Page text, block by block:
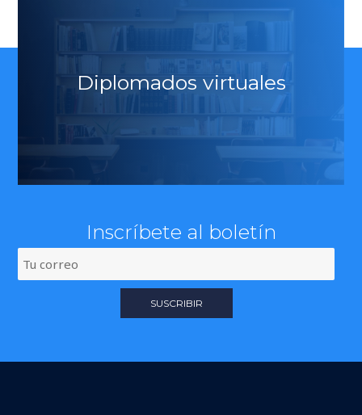
Diplomados virtuales
Inscríbete al boletín